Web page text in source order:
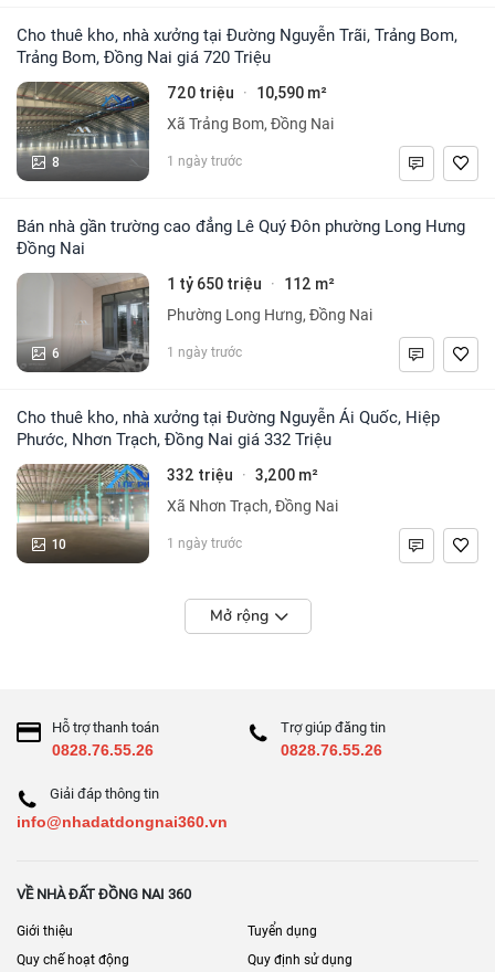
Cho thuê kho, nhà xưởng tại Đường Nguyễn Trãi, Trảng Bom,
Trảng Bom, Đồng Nai giá 720 Triệu
8
720 triệu · 10,590 m²
Xã Trảng Bom, Đồng Nai
1 ngày trước
Bán nhà gần trường cao đẳng Lê Quý Đôn phường Long Hưng
Đồng Nai
6
1 tỷ 650 triệu · 112 m²
Phường Long Hưng, Đồng Nai
1 ngày trước
Cho thuê kho, nhà xưởng tại Đường Nguyễn Ái Quốc, Hiệp
Phước, Nhơn Trạch, Đồng Nai giá 332 Triệu
10
332 triệu · 3,200 m²
Xã Nhơn Trạch, Đồng Nai
1 ngày trước
Mở rộng
Hỗ trợ thanh toán
0828.76.55.26
Trợ giúp đăng tin
0828.76.55.26
Giải đáp thông tin
info@nhadatdongnai360.vn
VỀ NHÀ ĐẤT ĐỒNG NAI 360
Giới thiệu
Tuyển dụng
Quy chế hoạt động
Quy định sử dụng